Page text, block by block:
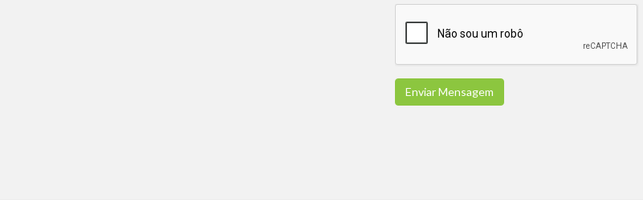
Enviar Mensagem